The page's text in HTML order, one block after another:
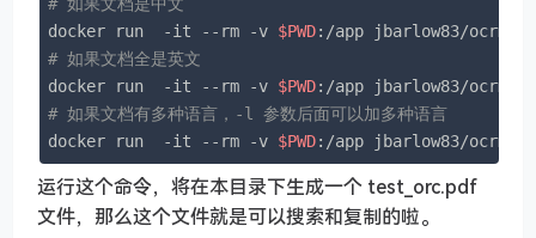
docker run  -it --rm -v $PWD
# 如果文档全是英文
docker run  -it --rm -v $PWD
# 如果文档有多种语言，-l 参数后面可以加多种语言
docker run  -it --rm -v $PWD:/app jbarlow83/
运行这个命令，将在本目录下生成一个 test_orc.pdf
文件，那么这个文件就是可以搜索和复制的啦。